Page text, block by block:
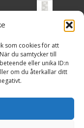
som cookies för att
du samtycker till
eller unika ID:n
om du återkallar ditt